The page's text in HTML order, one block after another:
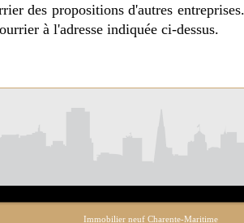
des propositions d'autres
à l'adresse indiquée ci-dessus.
Immobilier neuf Charente-Maritime